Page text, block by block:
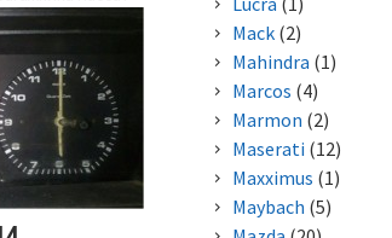
Mack(2)
Mahindra (1)
Marcos (4)
Marmon (2)
Maserati (12)
Maxximus (1)
Maybach (5)